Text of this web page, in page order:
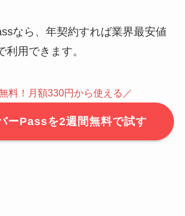
なら、年契約すれば業界最安値
用できます。
料！月額330円から使える／
ーPassを2週間無料で試す